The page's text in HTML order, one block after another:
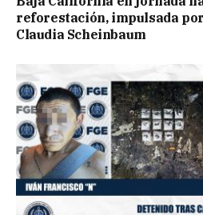
reforestación, impulsada
Claudia Scheinbaum